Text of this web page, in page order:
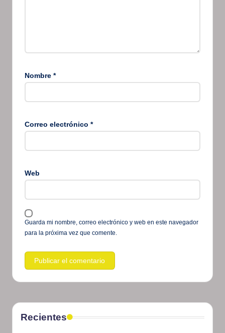
Nombre *
Correo electrónico *
Web
Guarda mi nombre, correo electrónico y web en este navegador
para la próxima vez que comente.
Recientes